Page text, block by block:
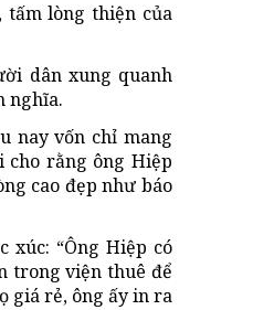
lòng thiện của
dân xung quanh
nghĩa.
nay vốn chỉ mang
cho rằng ông Hiệp
cao đẹp như báo
xúc: “Ông Hiệp có
trong viện thuê để
giá rẻ, ông ấy in ra